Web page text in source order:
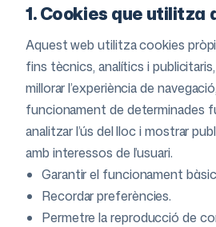
1. Cookies que utilitza
Aquest web utilitza cookies
fins tècnics, analítics i
millorar l’experiència de
funcionament de determinades
analitzar l’ús del lloc i mostrar
amb interessos de l’usuari.
Garantir el funcionament
Recordar preferències.
Permetre la reproducció de